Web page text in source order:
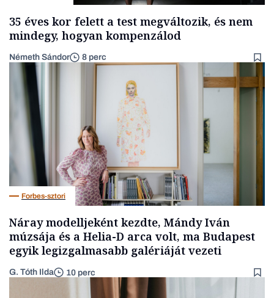
35 éves kor felett a test megváltozik, és nem
mindegy, hogyan kompenzálod
Németh Sándor 8 perc
Forbes-sztori
Náray modelljeként kezdte, Mándy Iván
múzsája és a Helia-D arca volt, ma Budapest
egyik legizgalmasabb galériáját vezeti
G. Tóth Ilda 10 perc